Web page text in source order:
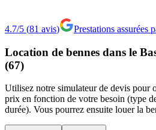
4.7/5 (81 avis) Prestations assurées
Location de bennes dans le
(67)
Utilisez notre simulateur de devis pour
prix en fonction de votre besoin (type
durée). Vous pourrez ensuite louer la